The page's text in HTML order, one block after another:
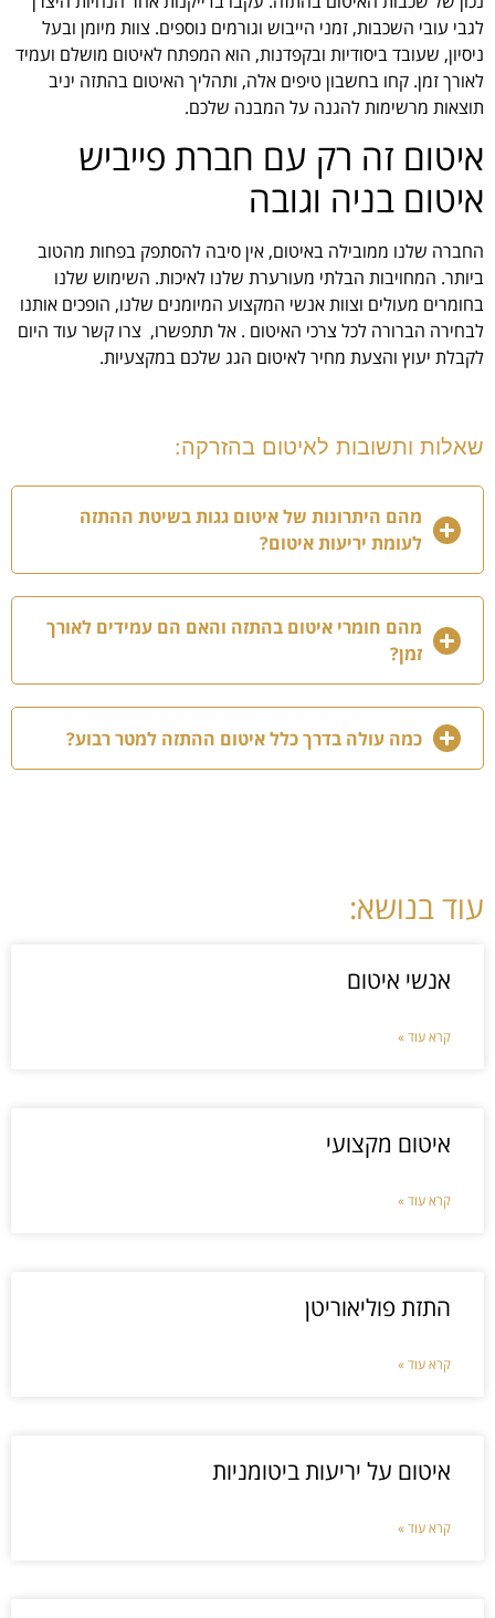
לגבי עובי השכבות, זמני הייבוש וגורמים נוספים. צוות מיומן ובעל
ניסיון, שעובד ביסודיות ובקפדנות, הוא המפתח לאיטום מושלם ועמיד
לאורך זמן. קחו בחשבון טיפים אלה, ותהליך האיטום בהתזה יניב
תוצאות מרשימות להגנה על המבנה שלכם.
איטום זה רק עם חברת פייביש
איטום בניה וגובה
החברה שלנו ממובילה באיטום, אין סיבה להסתפק בפחות מהטוב
ביותר. המחויבות הבלתי מעורערת שלנו לאיכות. השימוש שלנו
בחומרים מעולים וצוות אנשי המקצוע המיומנים שלנו, הופכים אותנו
לבחירה הברורה לכל צרכי האיטום . אל תתפשרו, צרו קשר עוד היום
לקבלת יעוץ והצעת מחיר לאיטום הגג שלכם במקצעיות.
שאלות ותשובות לאיטום בהזרקה:
מהם היתרונות של איטום גגות בשיטת ההתזה
לעומת יריעות איטום?
מהם חומרי איטום בהתזה והאם הם עמידים לאורך
זמן?
כמה עולה בדרך כלל איטום ההתזה למטר רבוע?
עוד בנושא:
אנשי איטום
קרא עוד »
איטום מקצועי
קרא עוד »
התזת פוליאוריטן
קרא עוד »
איטום על יריעות ביטומניות
קרא עוד »